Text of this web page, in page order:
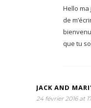
Hello ma
de
que tu
JACK AND
24 février 2016 at